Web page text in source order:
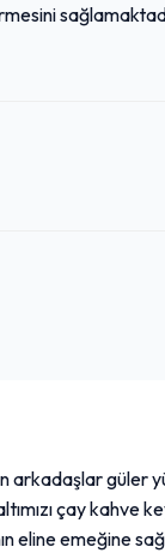
tarafından
arkadaşlar güler
çay
eline emeğine